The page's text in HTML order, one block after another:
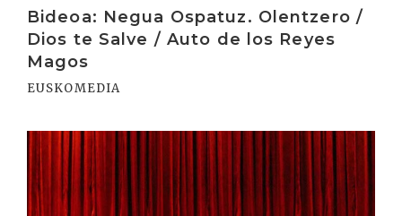
Bideoa: Negua Ospatuz. Olentzero /
Dios te Salve / Auto de los Reyes
Magos
EUSKOMEDIA
Irakurri